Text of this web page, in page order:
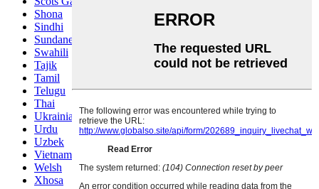
Shona
Sindhi
Sundanese
Swahili
Tajik
Tamil
Telugu
Thai
Ukrainian
Urdu
Uzbek
Vietnamese
Welsh
Xhosa